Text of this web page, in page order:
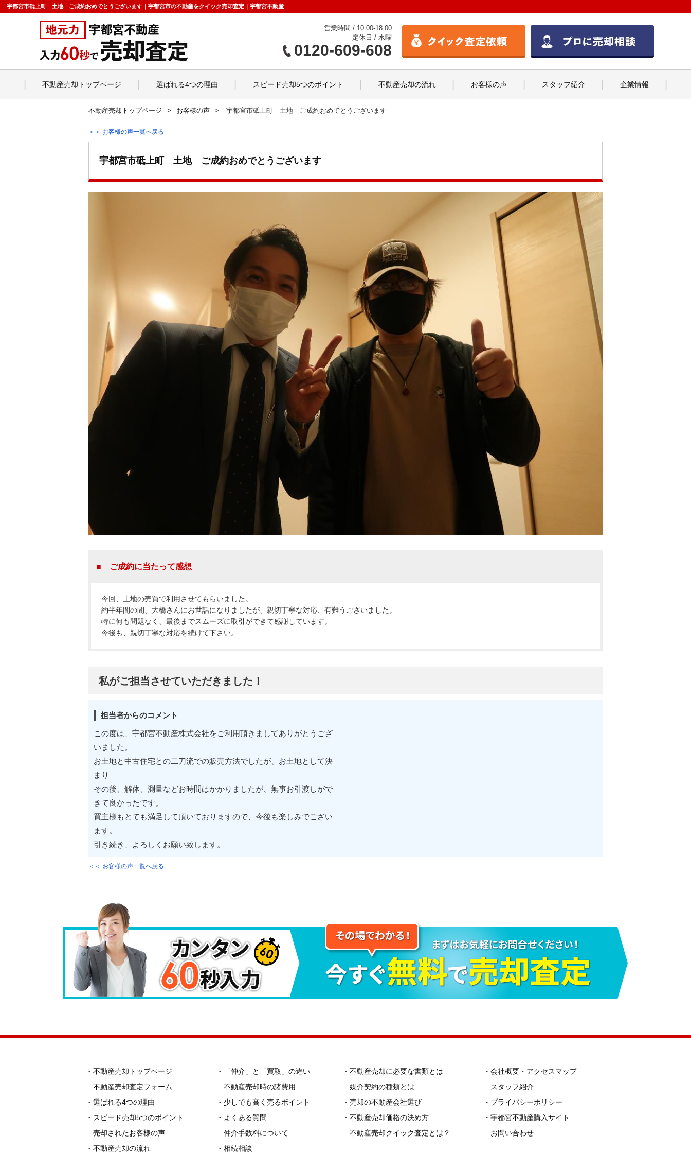
宇都宮市砥上町 土地 ご成約おめでとうございます｜宇都宮市の不動産をクイック売却査定｜宇都宮不動産
営業時間 / 10:00-18:00
定休日 / 水曜
0120-609-608
不動産売却トップページ 選ばれる4つの理由 スピード売却5つのポイント 不動産売却の流れ お客様の声 スタッフ紹介 企業情報
不動産売却トップページ お客様の声 宇都宮市砥上町 土地 ご成約おめでとうございます
＜＜ お客様の声一覧へ戻る
宇都宮市砥上町 土地 ご成約おめでとうございます
■ ご成約に当たって感想
今回、土地の売買で利用させてもらいました。
約半年間の間、大橋さんにお世話になりましたが、親切丁寧な対応、有難うございました。
特に何も問題なく、最後までスムーズに取引ができて感謝しています。
今後も、親切丁寧な対応を続けて下さい。
私がご担当させていただきました！
担当者からのコメント
この度は、宇都宮不動産株式会社をご利用頂きましてありがとうござ
いました。
お土地と中古住宅との二刀流での販売方法でしたが、お土地として決
まり
その後、解体、測量などお時間はかかりましたが、無事お引渡しがで
きて良かったです。
買主様もとても満足して頂いておりますので、今後も楽しみでござい
ます。
引き続き、よろしくお願い致します。
＜＜ お客様の声一覧へ戻る
不動産売却トップページ
不動産売却査定フォーム
選ばれる4つの理由
スピード売却5つのポイント
売却されたお客様の声
不動産売却の流れ
「仲介」と「買取」の違い
不動産売却時の諸費用
少しでも高く売るポイント
よくある質問
仲介手数料について
相続相談
不動産売却に必要な書類とは
媒介契約の種類とは
売却の不動産会社選び
不動産売却価格の決め方
不動産売却クイック査定とは？
会社概要・アクセスマップ
スタッフ紹介
プライバシーポリシー
宇都宮不動産購入サイト
お問い合わせ